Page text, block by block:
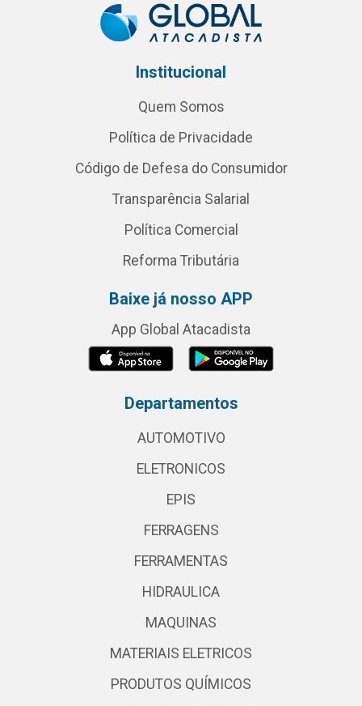
Institucional
Quem Somos
Política de Privacidade
Código de Defesa do Consumidor
Transparência Salarial
Política Comercial
Reforma Tributária
Baixe já nosso APP
App Global Atacadista
Departamentos
AUTOMOTIVO
ELETRONICOS
EPIS
FERRAGENS
FERRAMENTAS
HIDRAULICA
MAQUINAS
MATERIAIS ELETRICOS
PRODUTOS QUÍMICOS